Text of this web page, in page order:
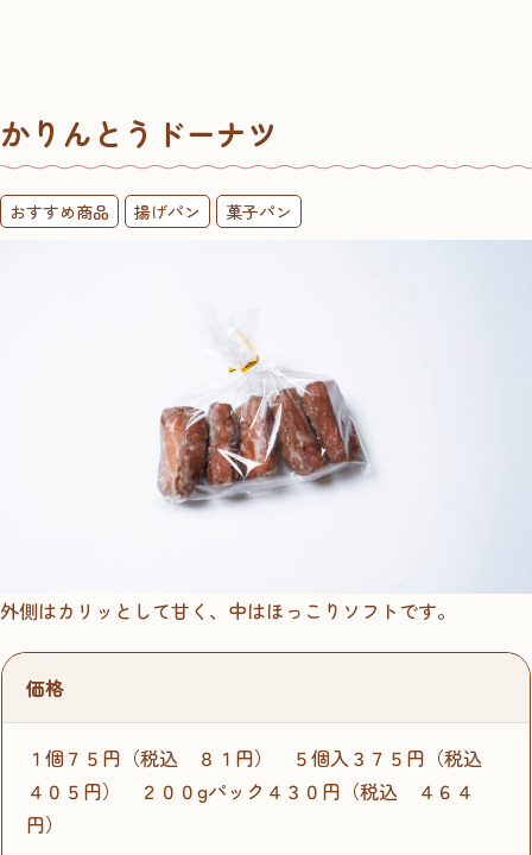
かりんとうドーナツ
おすすめ商品 揚げパン 菓子パン
外側はカリッとして甘く、中はほっこりソフトです。
価格
１個７５円（税込 ８１円） ５個入３７５円（税込
４０５円） ２００gパック４３０円（税込 ４６４
円）